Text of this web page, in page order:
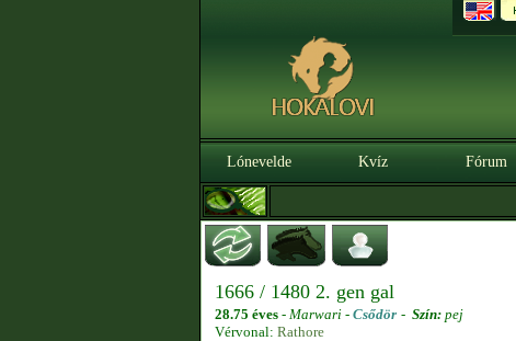
Lónevelde Kvíz Fórum
1666 / 1480 2. gen gal
28.75 éves - Marwari - Csődör - Szín: pej
Vérvonal: Rathore